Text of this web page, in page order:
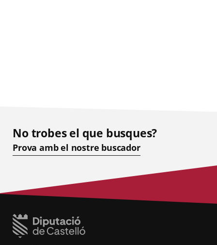
No trobes el que busques?
Prova amb el nostre buscador